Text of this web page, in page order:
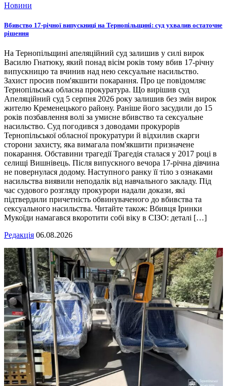
Новини
Вбивство 17-річної випускниці на Тернопільщині: суд ухвалив остаточне
рішення
На Тернопільщині апеляційний суд залишив у силі вирок
Василю Гнатюку, який понад вісім років тому вбив 17-річну
випускницю та вчинив над нею сексуальне насильство.
Захист просив пом'якшити покарання. Про це повідомляє
Тернопільська обласна прокуратура. Що вирішив суд
Апеляційний суд 5 серпня 2026 року залишив без змін вирок
жителю Кременецького району. Раніше його засудили до 15
років позбавлення волі за умисне вбивство та сексуальне
насильство. Суд погодився з доводами прокурорів
Тернопільської обласної прокуратури й відхилив скарги
сторони захисту, яка вимагала пом'якшити призначене
покарання. Обставини трагедії Трагедія сталася у 2017 році в
селищі Вишнівець. Після випускного вечора 17-річна дівчина
не повернулася додому. Наступного ранку її тіло з ознаками
насильства виявили неподалік від навчального закладу. Під
час судового розгляду прокурори надали докази, які
підтвердили причетність обвинуваченого до вбивства та
сексуального насильства. Читайте також: Вбивця Іринки
Мукоїди намагався вкоротити собі віку в СІЗО: деталі […]
Редакція 06.08.2026